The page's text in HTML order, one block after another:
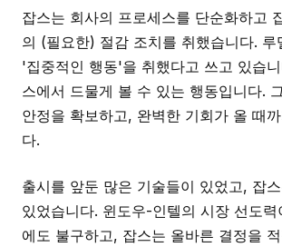
잡스는 회사의 프로세스를 단순화하고
의 (필요한) 절감 조치를 취했습니다. 루
'집중적인 행동'을 취했다고 쓰고 있습
스에서 드물게 볼 수 있는 행동입니다.
안정을 확보하고, 완벽한 기회가 올 때
다.
출시를 앞둔 많은 기술들이 있었고, 잡
있었습니다. 윈도우-인텔의 시장 선도
에도 불구하고, 잡스는 올바른 결정을